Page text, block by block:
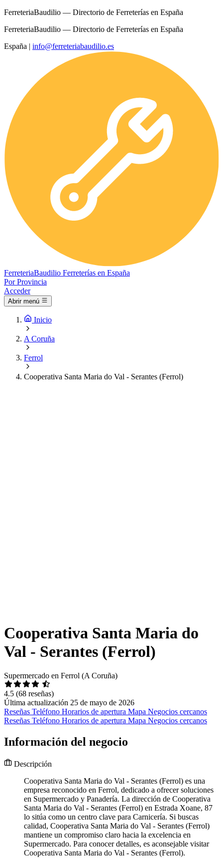
FerreteriaBaudilio — Directorio de Ferreterías en España
FerreteriaBaudilio — Directorio de Ferreterías en España
España | info@ferreteriabaudilio.es
FerreteriaBaudilio Ferreterías en España
Por Provincia
Acceder
Abrir menú
Inicio
A Coruña
Ferrol
Cooperativa Santa Maria do Val - Serantes (Ferrol)
Cooperativa Santa Maria do
Val - Serantes (Ferrol)
Supermercado en Ferrol (A Coruña)
4.5 (68 reseñas)
Última actualización 25 de mayo de 2026
Reseñas Teléfono Horarios de apertura Mapa Negocios cercanos
Reseñas Teléfono Horarios de apertura Mapa Negocios cercanos
Información del negocio
Descripción
Cooperativa Santa Maria do Val - Serantes (Ferrol) es una
empresa reconocido en Ferrol, dedicado a ofrecer soluciones
en Supermercado y Panadería. La dirección de Cooperativa
Santa Maria do Val - Serantes (Ferrol) en Estrada Xoane, 87
lo sitúa como un centro clave para Carnicería. Si buscas
calidad, Cooperativa Santa Maria do Val - Serantes (Ferrol)
mantiene un compromiso claro hacia la excelencia en
Supermercado. Para conocer detalles, es aconsejable visitar
Cooperativa Santa Maria do Val - Serantes (Ferrol).